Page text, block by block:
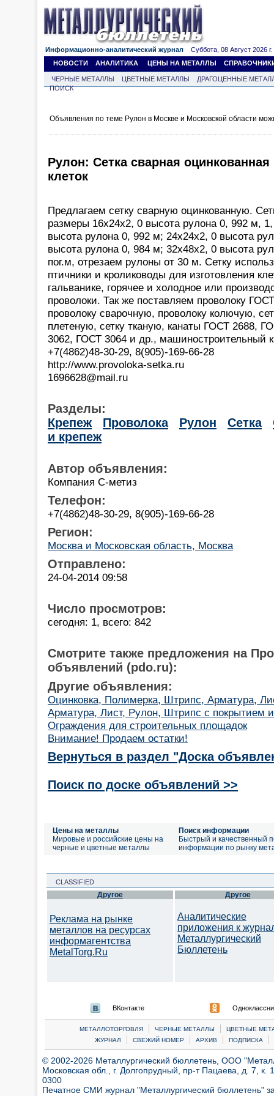
Информационно-аналитический журнал Суббота, 08 Август 2026 г.
НОВОСТИ
АНАЛИТИКА ЦЕНЫ НА МЕТАЛЛЫ
ЧЕРНЫЕ МЕТАЛЛЫ ЦВЕТНЫЕ МЕТАЛЛЫ
ДРАГОЦЕННЫЕ
ПОИСК
Объявления по теме Рулон в Москве и Московской области
Рулон: Сетка сварная оцинкованная
клеток
Предлагаем сетку сварную оцинкованную.
размеры 16х24х2, 0 высота рулона 0, 992 м,
высота рулона 0, 992 м; 24х24х2, 0 высота
высота рулона 0, 984 м; 32х48х2, 0 высота
пог.м, отрезаем рулоны от 30 м. Сетку
птичники и кролиководы для изготовления
гальванике, горячее и холодное или
проволоки. Так же поставляем проволоку
проволоку сварочную, проволоку колючую,
плетеную, сетку тканую, канаты ГОСТ 2688,
3062, ГОСТ 3064 и др., машиностроительный
+7(4862)48-30-29, 8(905)-169-66-28
http://www.provoloka-setka.ru
1696628@mail.ru
Разделы:
Крепеж
Проволока Рулон Сетка
и крепеж
Автор объявления:
Компания С-метиз
Телефон:
+7(4862)48-30-29, 8(905)-169-66-28
Регион:
Москва и Московская область, Москва
Отправлено:
24-04-2014 09:58
Число просмотров:
сегодня: 1, всего: 842
Смотрите также предложения на
объявлений (pdo.ru):
Другие объявления:
Оцинковка, Полимерка, Штрипс, Арматура,
Арматура, Лист, Рулон, Штрипс с покрытием
Ограждения для строительных площадок
Внимание! Продаем остатки!
Вернуться в раздел "Доска
Поиск по доске объявлений >>
Цены на металлы
Мировые и российские цены на
черные и цветные металлы
Поиск информации
Быстрый и качественный
информации по рынку
CLASSIFIED
Другое
Реклама на рынке
металлов на ресурсах
информагентства
MetalTorg.Ru
Другое
Аналитические
приложения к
Металлургический
Бюллетень
ВКонтакте
МЕТАЛЛОТОРГОВЛЯ | ЧЕРНЫЕ МЕТАЛЛЫ |
ЦВЕТНЫЕ
ЖУРНАЛ
| СВЕЖИЙ НОМЕР | АРХИВ | ПОДПИСКА |
© 2002-2026 Металлургический бюллетень, ООО
Московская обл., г. Долгопрудный, пр-т Пацаева, д. 7,
0300
Печатное СМИ журнал "Металлургический бюллетень"